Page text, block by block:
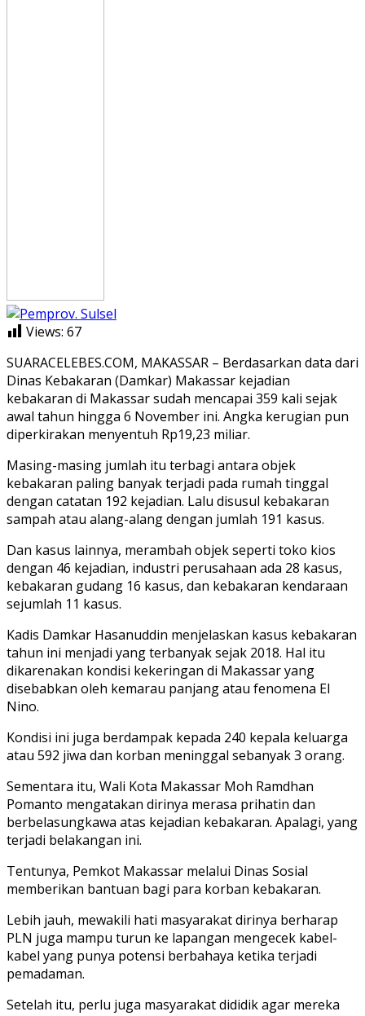
Views: 67
SUARACELEBES.COM, MAKASSAR – Berdasarkan data dari
Dinas Kebakaran (Damkar) Makassar kejadian
kebakaran di Makassar sudah mencapai 359 kali sejak
awal tahun hingga 6 November ini. Angka kerugian pun
diperkirakan menyentuh Rp19,23 miliar.
Masing-masing jumlah itu terbagi antara objek
kebakaran paling banyak terjadi pada rumah tinggal
dengan catatan 192 kejadian. Lalu disusul kebakaran
sampah atau alang-alang dengan jumlah 191 kasus.
Dan kasus lainnya, merambah objek seperti toko kios
dengan 46 kejadian, industri perusahaan ada 28 kasus,
kebakaran gudang 16 kasus, dan kebakaran kendaraan
sejumlah 11 kasus.
Kadis Damkar Hasanuddin menjelaskan kasus kebakaran
tahun ini menjadi yang terbanyak sejak 2018. Hal itu
dikarenakan kondisi kekeringan di Makassar yang
disebabkan oleh kemarau panjang atau fenomena El
Nino.
Kondisi ini juga berdampak kepada 240 kepala keluarga
atau 592 jiwa dan korban meninggal sebanyak 3 orang.
Sementara itu, Wali Kota Makassar Moh Ramdhan
Pomanto mengatakan dirinya merasa prihatin dan
berbelasungkawa atas kejadian kebakaran. Apalagi, yang
terjadi belakangan ini.
Tentunya, Pemkot Makassar melalui Dinas Sosial
memberikan bantuan bagi para korban kebakaran.
Lebih jauh, mewakili hati masyarakat dirinya berharap
PLN juga mampu turun ke lapangan mengecek kabel-
kabel yang punya potensi berbahaya ketika terjadi
pemadaman.
Setelah itu, perlu juga masyarakat dididik agar mereka